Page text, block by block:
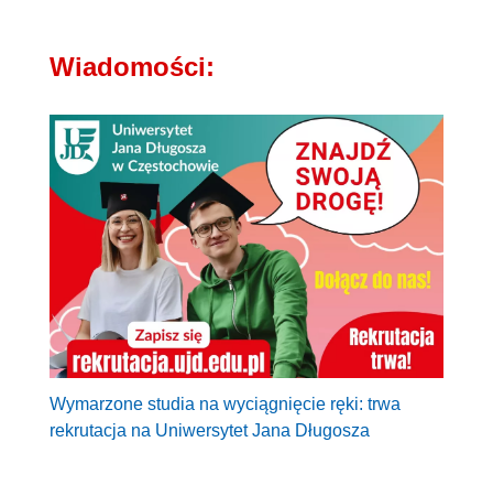
Wiadomości:
Wymarzone studia na wyciągnięcie ręki: trwa
rekrutacja na Uniwersytet Jana Długosza